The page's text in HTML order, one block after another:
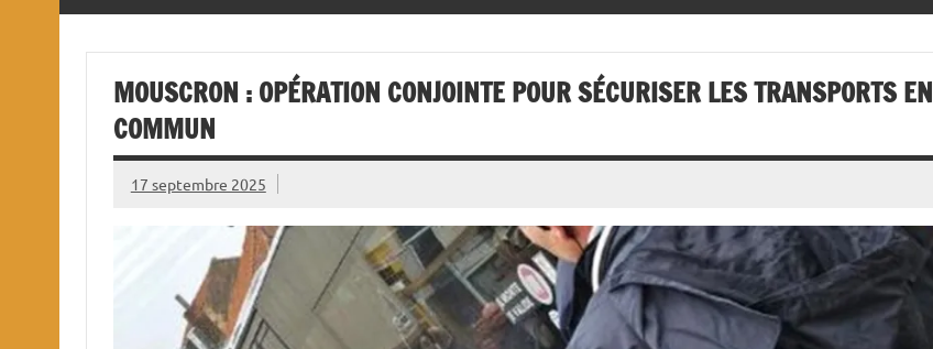
MOUSCRON : OPÉRATION CONJOINTE POUR SÉCURISER LES TRANSPORTS EN
COMMUN
17 septembre 2025